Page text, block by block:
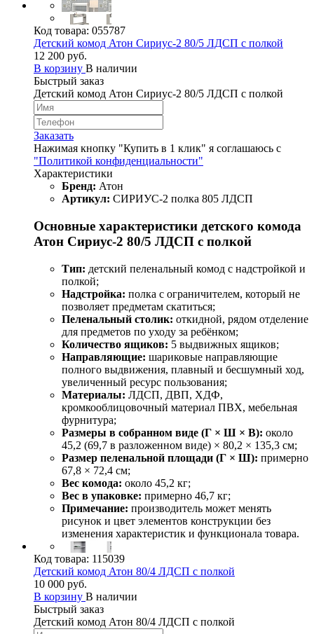
Код товара: 055787
Детский комод Атон Сириус-2 80/5 ЛДСП с полкой
12 200 руб.
В корзину В наличии
Быстрый заказ
Детский комод Атон Сириус-2 80/5 ЛДСП с полкой
Заказать
Нажимая кнопку "Купить в 1 клик" я соглашаюсь с
"Политикой конфиденциальности"
Характеристики
Бренд: Атон
Артикул: СИРИУС-2 полка 805 ЛДСП
Основные характеристики детского комода
Атон Сириус-2 80/5 ЛДСП с полкой
Тип: детский пеленальный комод с надстройкой и
полкой;
Надстройка: полка с ограничителем, который не
позволяет предметам скатиться;
Пеленальный столик: откидной, рядом отделение
для предметов по уходу за ребёнком;
Количество ящиков: 5 выдвижных ящиков;
Направляющие: шариковые направляющие
полного выдвижения, плавный и бесшумный ход,
увеличенный ресурс пользования;
Материалы: ЛДСП, ДВП, ХДФ,
кромкооблицовочный материал ПВХ, мебельная
фурнитура;
Размеры в собранном виде (Г × Ш × В): около
45,2 (69,7 в разложенном виде) × 80,2 × 135,3 см;
Размер пеленальной площади (Г × Ш): примерно
67,8 × 72,4 см;
Вес комода: около 45,2 кг;
Вес в упаковке: примерно 46,7 кг;
Примечание: производитель может менять
рисунок и цвет элементов конструкции без
изменения характеристик и функционала товара.
Код товара: 115039
Детский комод Атон 80/4 ЛДСП с полкой
10 000 руб.
В корзину В наличии
Быстрый заказ
Детский комод Атон 80/4 ЛДСП с полкой